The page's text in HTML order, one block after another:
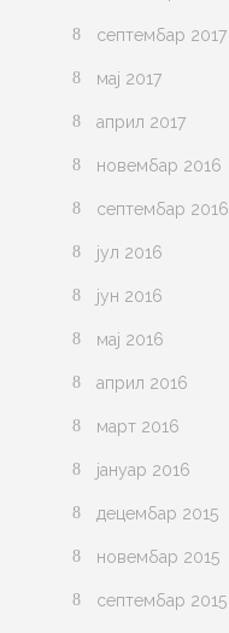
септембар 2017
мај 2017
април 2017
новембар 2016
септембар 2016
јул 2016
јун 2016
мај 2016
април 2016
март 2016
јануар 2016
децембар 2015
новембар 2015
септембар 2015